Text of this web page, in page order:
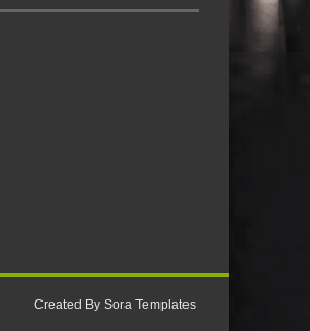
Created By Sora Templates